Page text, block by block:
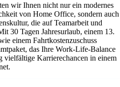
wir Ihnen nicht nur ein modernes
von Home Office, sondern auch
die auf Teamarbeit und
30 Tagen Jahresurlaub, einem 13.
einem Fahrtkostenzuschuss
das Ihre Work-Life-Balance
vielfältige Karrierechancen in einem